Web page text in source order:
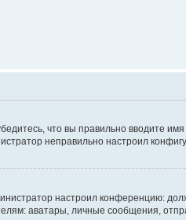
что вы правильно вводите
неправильно настроил
настроил конференцию:
аватары, личные сообщения,